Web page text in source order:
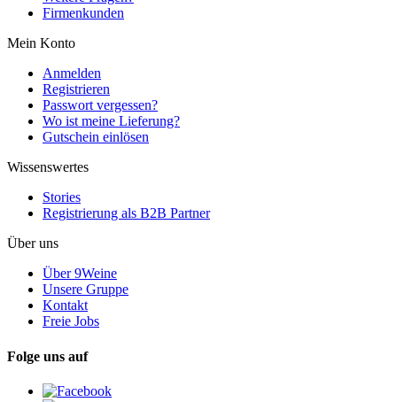
Firmenkunden
Mein Konto
Anmelden
Registrieren
Passwort vergessen?
Wo ist meine Lieferung?
Gutschein einlösen
Wissenswertes
Stories
Registrierung als B2B Partner
Über uns
Über 9Weine
Unsere Gruppe
Kontakt
Freie Jobs
Folge uns auf